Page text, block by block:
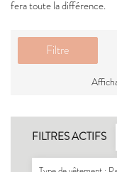
fera toute la différence.
Filtre
FILTRES ACTIFS